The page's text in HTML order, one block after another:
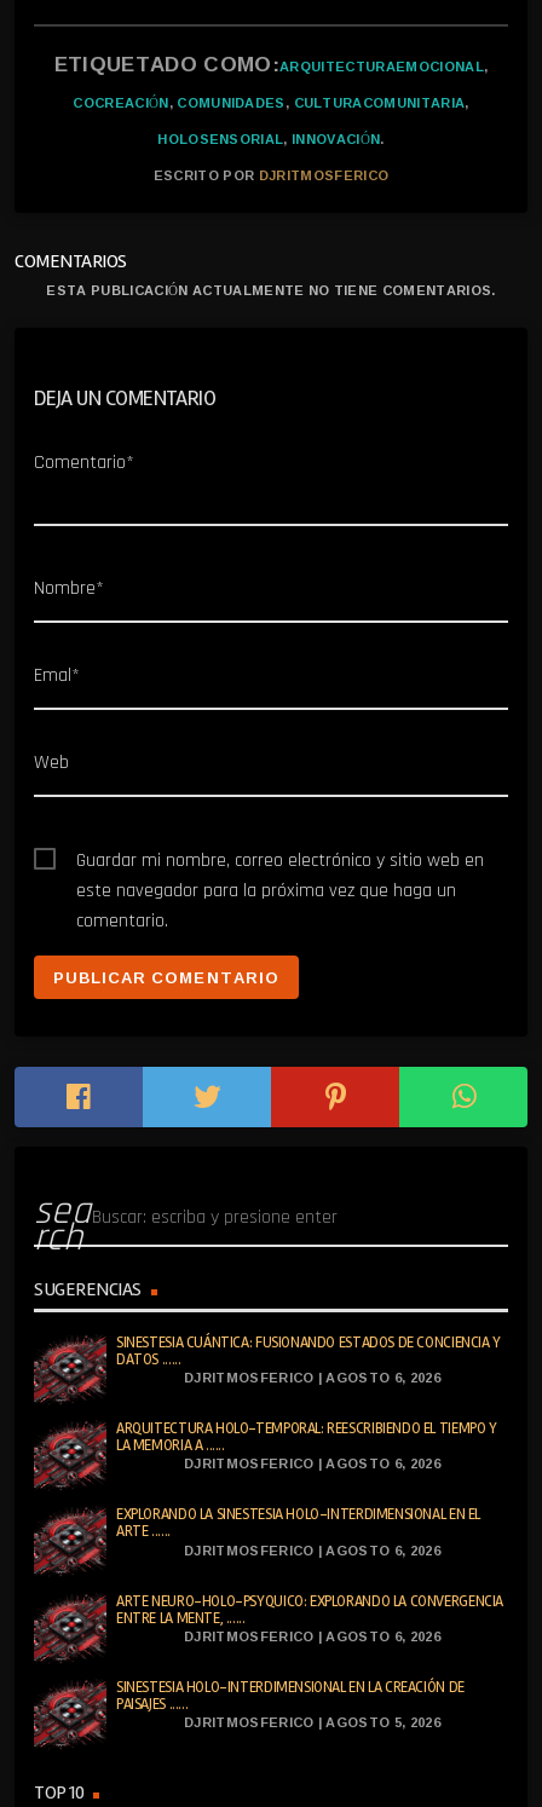
ETIQUETADO COMO:ARQUITECTURAEMOCIONAL,
COCREACIÓN,COMUNIDADES, CULTURACOMUNITARIA,
HOLOSENSORIAL, INNOVACIÓN.
ESCRITO POR DJRITMOSFERICO
COMENTARIOS
ESTA PUBLICACIÓN ACTUALMENTE NO TIENE COMENTARIOS.
DEJA UN COMENTARIO
Comentario*
Nombre*
Emal*
Web
Guardar mi nombre, correo electrónico y sitio web en
este navegador para la próxima vez que haga un
comentario.
sea
rch
SUGERENCIAS
SINESTESIA CUÁNTICA: FUSIONANDO ESTADOS DE CONCIENCIA Y
DATOS ......
DJRITMOSFERICO | AGOSTO 6, 2026
ARQUITECTURA HOLO-TEMPORAL: REESCRIBIENDO EL TIEMPO Y
LA MEMORIA A ......
DJRITMOSFERICO | AGOSTO 6, 2026
EXPLORANDO LA SINESTESIA HOLO-INTERDIMENSIONAL EN EL
ARTE ......
DJRITMOSFERICO | AGOSTO 6, 2026
ARTE NEURO-HOLO-PSYQUICO: EXPLORANDO LA CONVERGENCIA
ENTRE LA MENTE, ......
DJRITMOSFERICO | AGOSTO 6, 2026
SINESTESIA HOLO-INTERDIMENSIONAL EN LA CREACIÓN DE
PAISAJES ......
DJRITMOSFERICO | AGOSTO 5, 2026
TOP 10